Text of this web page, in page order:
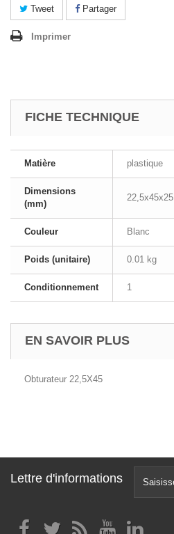
Tweet Partager
Imprimer
FICHE TECHNIQUE
Matière plastique
Dimensions
(mm)
22,5x45x25
Couleur Blanc
Poids (unitaire) 0.01 kg
Conditionnement 1
EN SAVOIR PLUS
Obturateur 22,5X45
Lettre d'informations